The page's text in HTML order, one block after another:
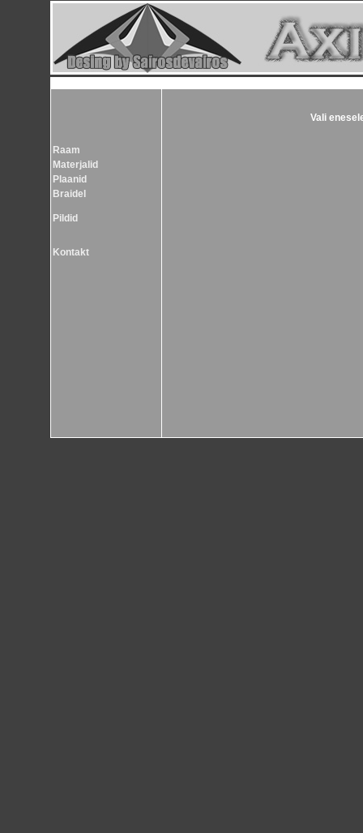
Raam
Materjalid
Plaanid
Braidel
Pildid
Kontakt
Vali